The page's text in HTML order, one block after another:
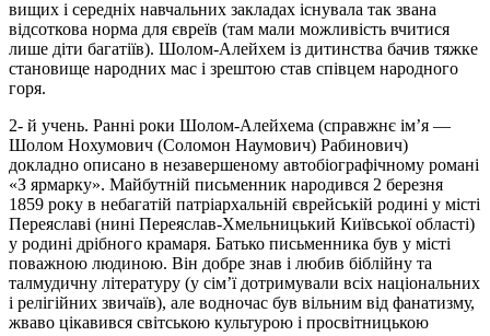
вищих і середніх навчальних закладах існувала так звана
відсоткова норма для євреїв (там мали можливість вчитися
лише діти багатіїв). Шолом-Алейхем із дитинства бачив тяжке
становище народних мас і зрештою став співцем народного
горя.
2- й учень. Ранні роки Шолом-Алейхема (справжнє ім’я —
Шолом Нохумович (Соломон Наумович) Рабинович)
докладно описано в незавершеному автобіографічному романі
«З ярмарку». Майбутній письменник народився 2 березня
1859 року в небагатій патріархальній єврейській родині у місті
Переяславі (нині Переяслав-Хмельницький Київської області)
у родині дрібного крамаря. Батько письменника був у місті
поважною людиною. Він добре знав і любив біблійну та
талмудичну літературу (у сім’ї дотримували всіх національних
і релігійних звичаїв), але водночас був вільним від фанатизму,
жваво цікавився світською культурою і просвітницькою